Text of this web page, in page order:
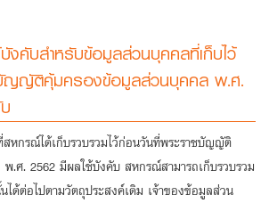
งคับสำหรับข้อมูลส่วนบุคคลที่เก็บไว้
ญญัติคุ้มครองข้อมูลส่วนบุคคล พ.ศ.
หกรณ์ได้เก็บรวบรวมไว้ก่อนวันที่พระราชบัญญัติ
.ศ. 2562 มีผลใช้บังคับ สหกรณ์สามารถเก็บรวบรวม
ด้ต่อไปตามวัตถุประสงค์เดิม เจ้าของข้อมูลส่วน